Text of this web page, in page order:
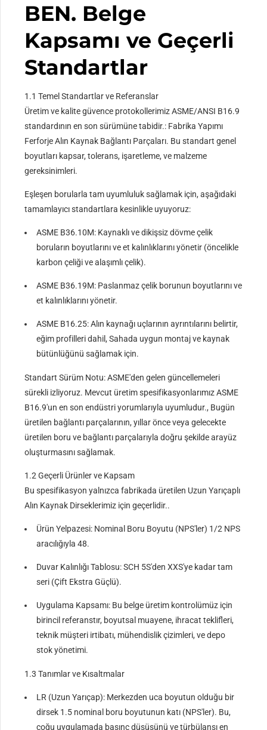
BEN. Belge
Kapsamı ve Geçerli
Standartlar
1.1 Temel Standartlar ve Referanslar
Üretim ve kalite güvence protokollerimiz ASME/ANSI B16.9
standardının en son sürümüne tabidir.: Fabrika Yapımı
Ferforje Alın Kaynak Bağlantı Parçaları. Bu standart genel
boyutları kapsar, tolerans, işaretleme, ve malzeme
gereksinimleri.
Eşleşen borularla tam uyumluluk sağlamak için, aşağıdaki
tamamlayıcı standartlara kesinlikle uyuyoruz:
ASME B36.10M: Kaynaklı ve dikişsiz dövme çelik
boruların boyutlarını ve et kalınlıklarını yönetir (öncelikle
karbon çeliği ve alaşımlı çelik).
ASME B36.19M: Paslanmaz çelik borunun boyutlarını ve
et kalınlıklarını yönetir.
ASME B16.25: Alın kaynağı uçlarının ayrıntılarını belirtir,
eğim profilleri dahil, Sahada uygun montaj ve kaynak
bütünlüğünü sağlamak için.
Standart Sürüm Notu: ASME'den gelen güncellemeleri
sürekli izliyoruz. Mevcut üretim spesifikasyonlarımız ASME
B16.9'un en son endüstri yorumlarıyla uyumludur., Bugün
üretilen bağlantı parçalarının, yıllar önce veya gelecekte
üretilen boru ve bağlantı parçalarıyla doğru şekilde arayüz
oluşturmasını sağlamak.
1.2 Geçerli Ürünler ve Kapsam
Bu spesifikasyon yalnızca fabrikada üretilen Uzun Yarıçaplı
Alın Kaynak Dirseklerimiz için geçerlidir..
Ürün Yelpazesi: Nominal Boru Boyutu (NPS'ler) 1/2 NPS
aracılığıyla 48.
Duvar Kalınlığı Tablosu: SCH 5S'den XXS'ye kadar tam
seri (Çift Ekstra Güçlü).
Uygulama Kapsamı: Bu belge üretim kontrolümüz için
birincil referanstır, boyutsal muayene, ihracat teklifleri,
teknik müşteri irtibatı, mühendislik çizimleri, ve depo
stok yönetimi.
1.3 Tanımlar ve Kısaltmalar
LR (Uzun Yarıçap): Merkezden uca boyutun olduğu bir
dirsek 1.5 nominal boru boyutunun katı (NPS'ler). Bu,
çoğu uygulamada basınç düşüşünü ve türbülansı en